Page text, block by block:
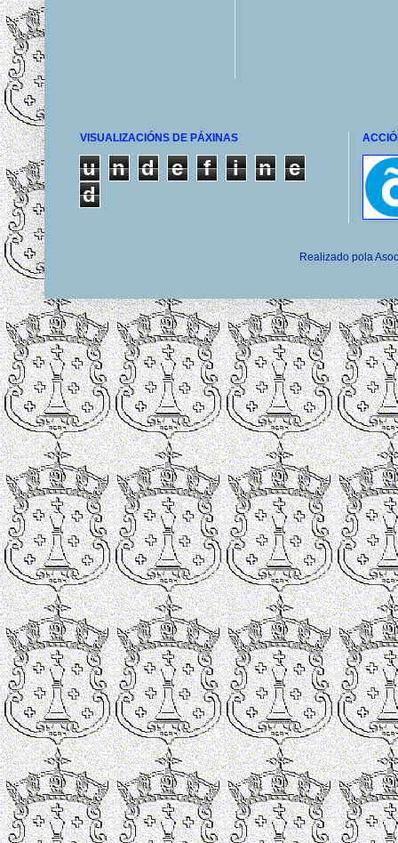
VISUALIZACIÓNS DE PÁXINAS
u n d e f i n
e
d
Realizado pola